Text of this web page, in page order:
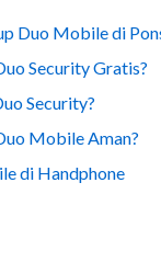
Duo Mobile di
Security Gratis?
Security?
Mobile Aman?
di Handphone